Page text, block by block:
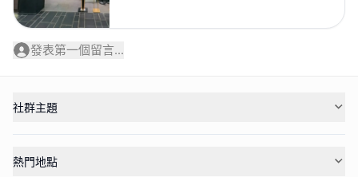
發表第一個留言...
社群主題
熱門地點